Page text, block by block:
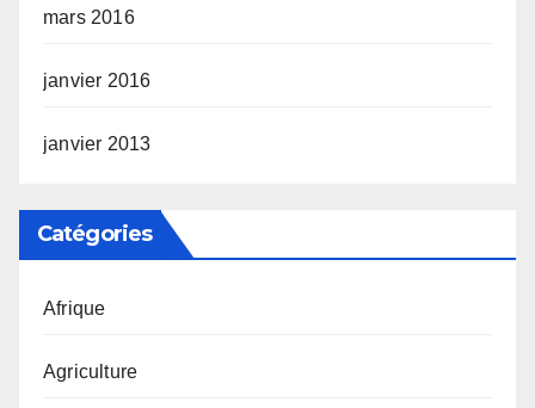
mars 2016
janvier 2016
janvier 2013
Catégories
Afrique
Agriculture